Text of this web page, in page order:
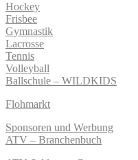
Hockey
Frisbee
Gymnastik
Lacrosse
Tennis
Volleyball
Ballschule – WILDKIDS
Flohmarkt
Sponsoren und Werbung
ATV – Branchenbuch